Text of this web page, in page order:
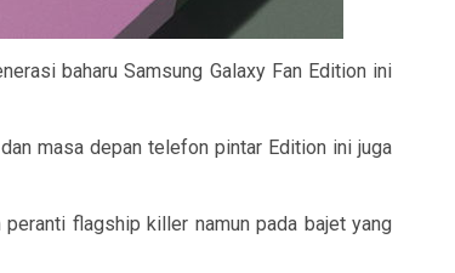
baharu Samsung Galaxy Fan Edition ini
masa depan telefon pintar Edition ini juga
flagship killer namun pada bajet yang